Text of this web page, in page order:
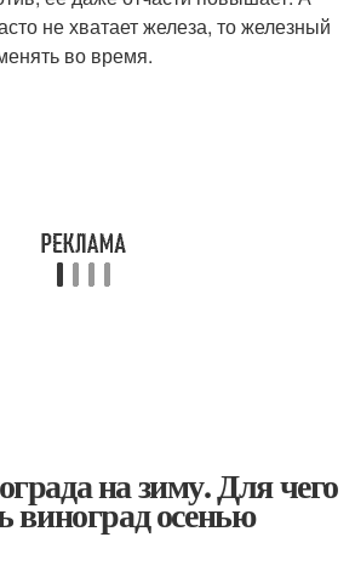
не хватает железа, то железный
во время.
на зиму. Для чего
виноград осенью